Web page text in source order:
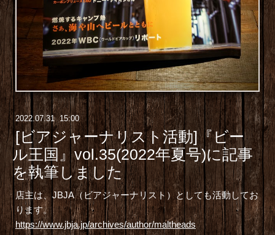
2022. 07. 31 15:00
[ビアジャーナリスト活動]『ビー
ル王国』vol.35(2022年夏号)に記事
を執筆しました
店主は、JBJA（ビアジャーナリスト）としても活動してお
ります。
https://www.jbja.jp/archives/author/maltheads